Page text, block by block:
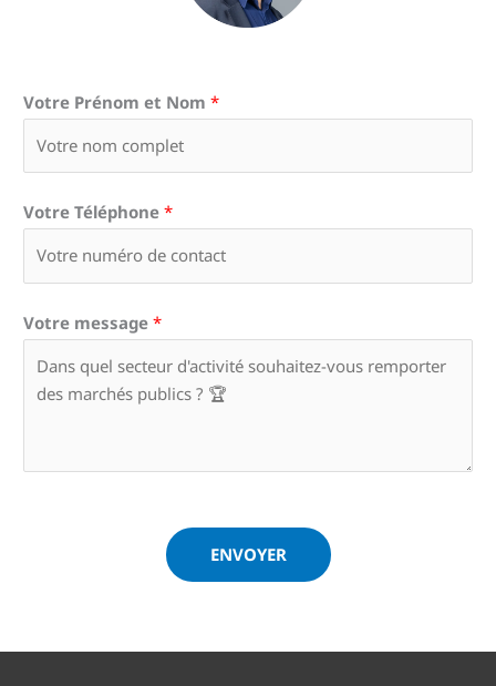
Votre Prénom et Nom *
Votre Téléphone *
Votre message *
ENVOYER